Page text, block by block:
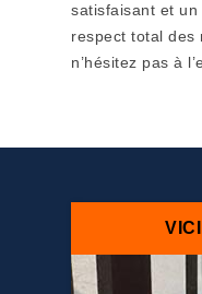
satisfaisant et
respect total des
n’hésitez pas à